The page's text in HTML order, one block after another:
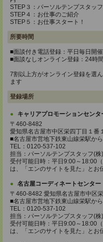
STEP３：パーソルテンプスタッ
STEP４：お仕事のご紹介
STEP５：お仕事スタート！
所要時間
■面談付き電話登録：平日毎日開
■面談なしオンライン登録：24時
7割以上方がオンライン登録を選
ます
登録場所
キャリアプロモーションセン
〒460-8482
愛知県名古屋市中区栄四丁目１
■名古屋市営地下鉄東山線栄駅か
TEL：0120-537-102
担当：パーソルテンプスタッフ(
受付可能日時：平日9:00～18:00
は、「エンのサイトを見た」とお
名古屋コーディネートセンター
〒460-8482 愛知県名古屋市中区
■名古屋市営地下鉄東山線栄駅か
TEL：0120-537-102
担当：パーソルテンプスタッフ(
受付可能日時：平日9:00～18:00
は、「エンのサイトを見た」とお